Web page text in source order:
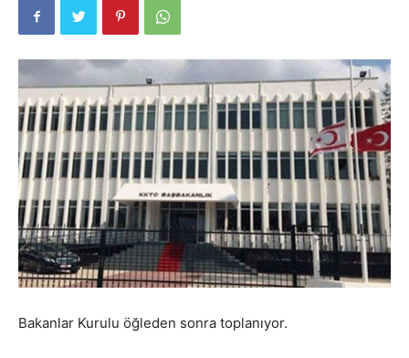
Bakanlar Kurulu öğleden sonra toplanıyor.